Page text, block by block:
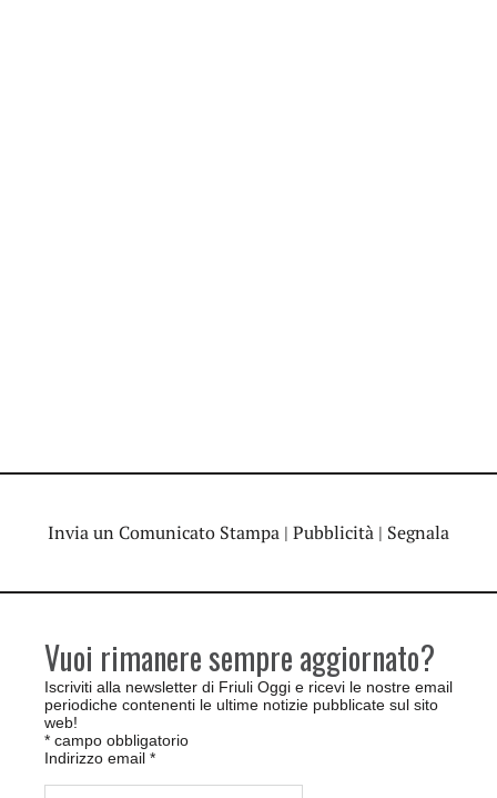
Invia un Comunicato Stampa | Pubblicità | Segnala
Vuoi rimanere sempre aggiornato?
Iscriviti alla newsletter di Friuli Oggi e ricevi le nostre email
periodiche contenenti le ultime notizie pubblicate sul sito
web!
* campo obbligatorio
Indirizzo email *